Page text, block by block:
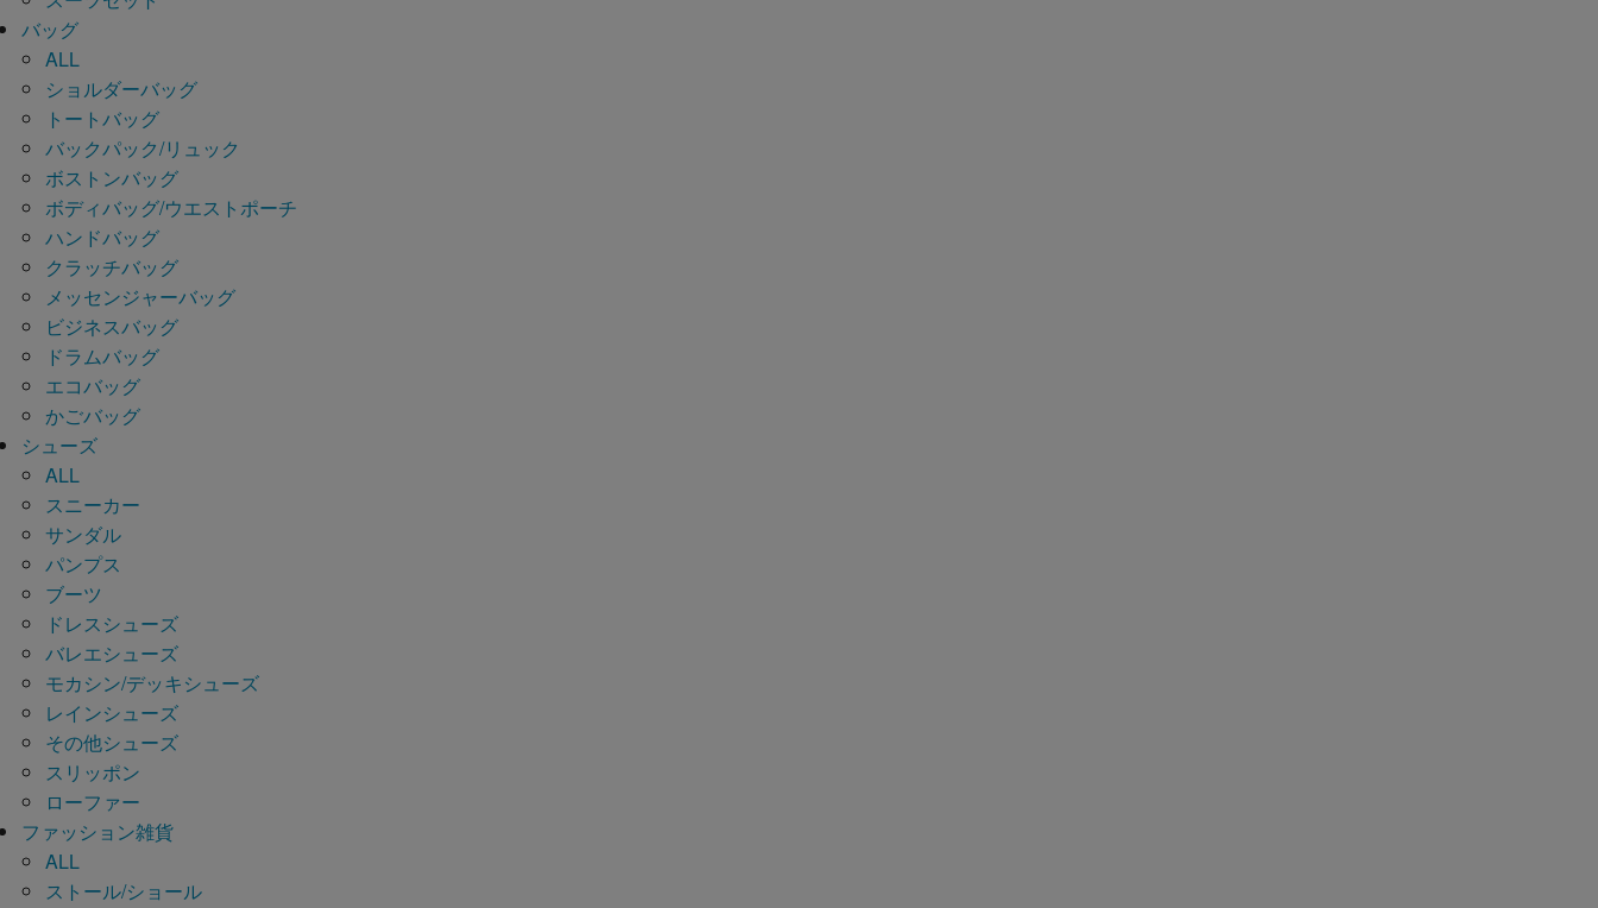
バッグ
ALL
ショルダーバッグ
トートバッグ
バックパック/リュック
ボストンバッグ
ボディバッグ/ウエストポーチ
ハンドバッグ
クラッチバッグ
メッセンジャーバッグ
ビジネスバッグ
ドラムバッグ
エコバッグ
かごバッグ
シューズ
ALL
スニーカー
サンダル
パンプス
ブーツ
ドレスシューズ
バレエシューズ
モカシン/デッキシューズ
レインシューズ
その他シューズ
スリッポン
ローファー
ファッション雑貨
ALL
ストール/ショール